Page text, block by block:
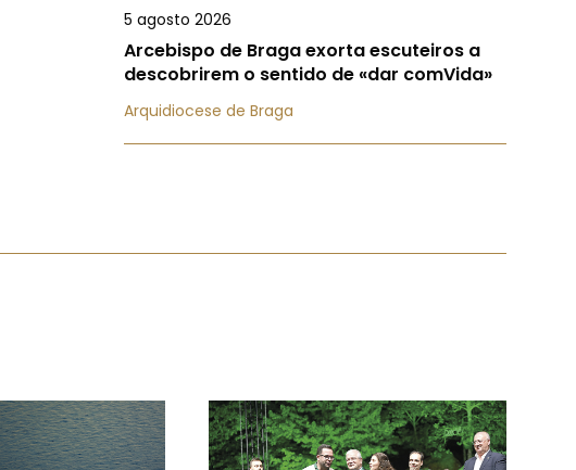
5 agosto 2026
Arcebispo de Braga exorta escuteiros a
descobrirem o sentido de «dar comVida»
Arquidiocese de Braga